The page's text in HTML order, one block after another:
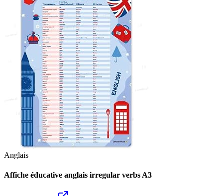
Anglais
Affiche éducative anglais irregular verbs A3